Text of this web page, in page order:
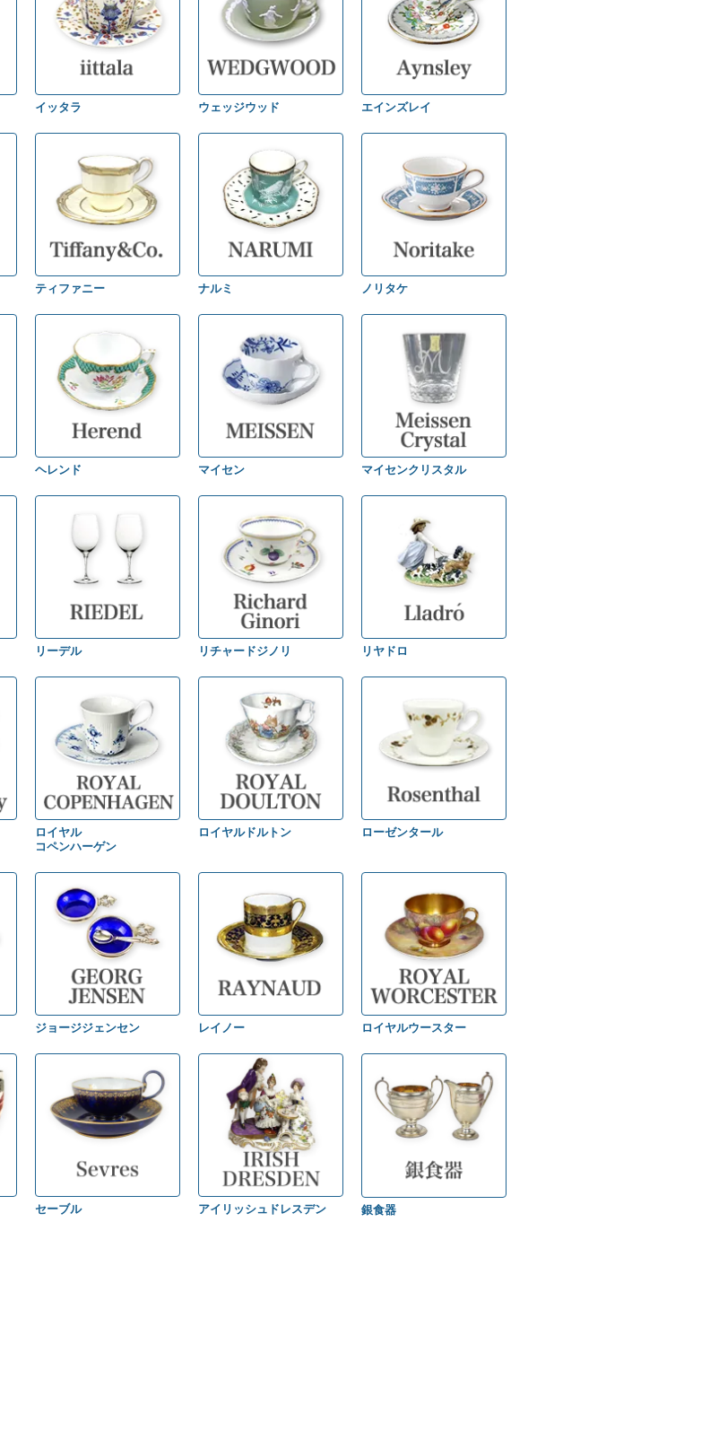
イッタラ ウェッジウッド エインズレイ
ティファニー ナルミ ノリタケ
ヘレンド マイセン マイセンクリスタル
リーデル リチャードジノリ リヤドロ
ロイヤル
コペンハーゲン
ロイヤルドルトン ローゼンタール
ジョージジェンセン レイノー ロイヤルウースター
セーブル アイリッシュドレスデン 銀食器